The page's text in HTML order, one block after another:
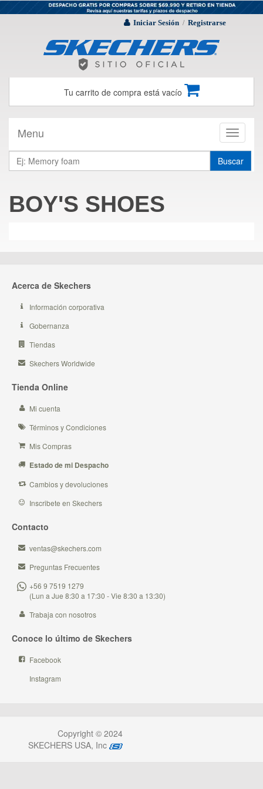
Iniciar Sesión / Registrarse
Tu carrito de compra está vacío
Toggle
Menu
Buscar
BOY'S SHOES
Acerca de Skechers
Información corporativa
Gobernanza
Tiendas
Skechers Worldwide
Tienda Online
Mi cuenta
Términos y Condiciones
Mis Compras
Estado de mi Despacho
Cambios y devoluciones
Inscribete en Skechers
Contacto
ventas@skechers.com
Preguntas Frecuentes
+56 9 7519 1279
(Lun a Jue 8:30 a 17:30 - Vie 8:30 a 13:30)
Trabaja con nosotros
Conoce lo último de Skechers
Facebook
Instagram
Copyright © 2024
SKECHERS USA, Inc